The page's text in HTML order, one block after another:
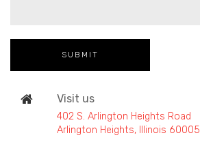
Visit us
402 S. Arlington Heights Road
Arlington Heights, Illinois 60005